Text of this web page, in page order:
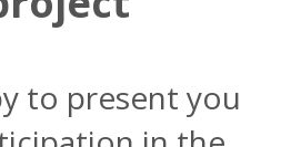
to present you